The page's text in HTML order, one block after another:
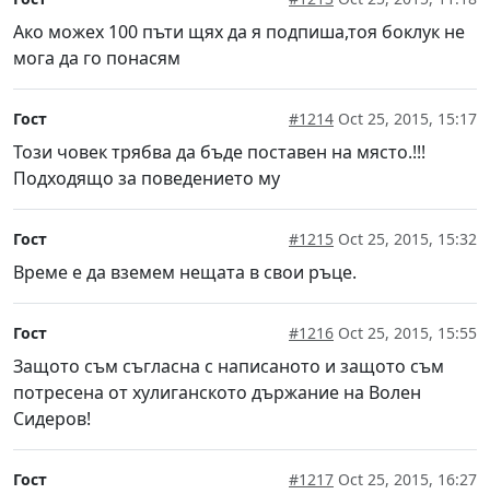
Ако можех 100 пъти щях да я подпиша,тоя боклук не
мога да го понасям
Гост #1214 Oct 25, 2015, 15:17
Този човек трябва да бъде поставен на място.!!!
Подходящо за поведението му
Гост #1215 Oct 25, 2015, 15:32
Време е да вземем нещата в свои ръце.
Гост #1216 Oct 25, 2015, 15:55
Защото съм съгласна с написаното и защото съм
потресена от хулиганското държание на Волен
Сидеров!
Гост #1217 Oct 25, 2015, 16:27